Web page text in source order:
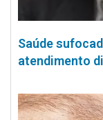
Saúde
atendimento